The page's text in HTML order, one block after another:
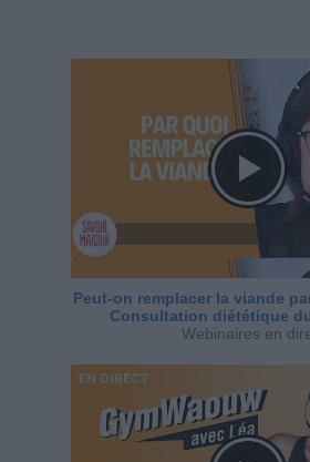
Peut-on remplacer la viande
Consultation diététique
Webinaires en